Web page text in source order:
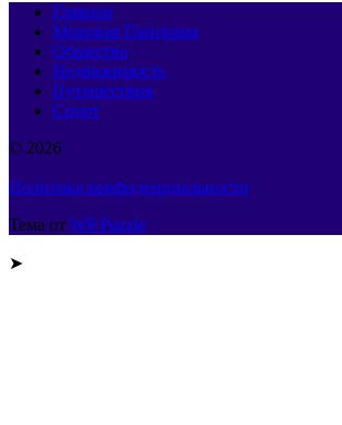
Главная
Мировая Панорама
Общество
Недвижимость
Путешествия
Спорт
© 2026
Политика конфиденциальности
Тема от WP Puzzle
➤